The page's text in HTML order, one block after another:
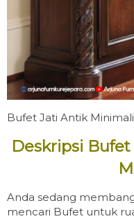
Bufet Jati Antik
Deskripsi
Anda sedang
mencari Bufet untuk